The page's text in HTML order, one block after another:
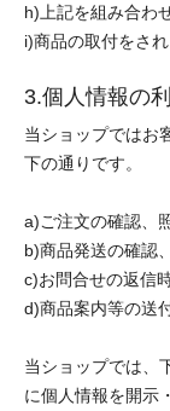
h)上記を組み合わ
i)商品の取付をさ
3.個人情報の
当ショップではお
下の通りです。
a)ご注文の確認、
b)商品発送の確認
c)お問合せの返信
d)商品案内等の送
当ショップでは、
に個人情報を開示